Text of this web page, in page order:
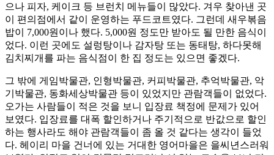
으나 피자, 케이크 등 브런치 메뉴들이 많았다. 겨우 찾아낸 곳
이 편의점에서 같이 운영하는 푸드코트였다. 그런데 새우볶음
밥이 7,000원이나 했다. 5,000원 정도만 받아도 될 만한 음식이
었다. 이런 곳에도 설렁탕이나 감자탕 또는 동태탕, 하다못해
김치찌개를 파는 음식점이 한 집 정도는 있으면 좋겠다.
그 밖에 게임박물관, 인형박물관, 커피박물관, 추억박물관, 악
기박물관, 동화세상박물관 등이 있었지만 관람객들이 없었다.
오가는 사람들이 적은 것을 보니 입장료 책정에 문제가 있어
보였다. 입장료를 대폭 할인하거나 주기적으로 반값으로 할인
하는 행사라도 해야 관람객들이 좀 올 것 같다는 생각이 들었
다. 헤이리 마을 건너에 있는 거대한 영어마을은 을씨년스러워